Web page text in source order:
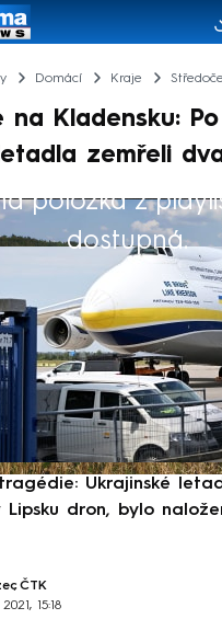
Domácí Kraje
na Kladensku:
zemřeli
položka z
dostupná.
Ukrajinské
Lipsku dron, bylo
, ČTK
15:18